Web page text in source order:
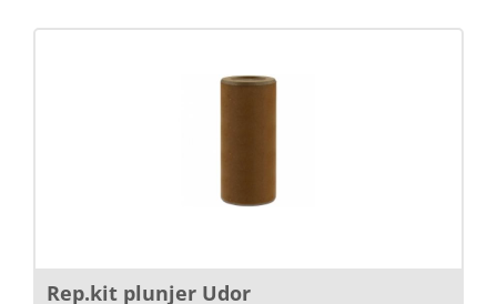
Rep.kit plunjer Udor